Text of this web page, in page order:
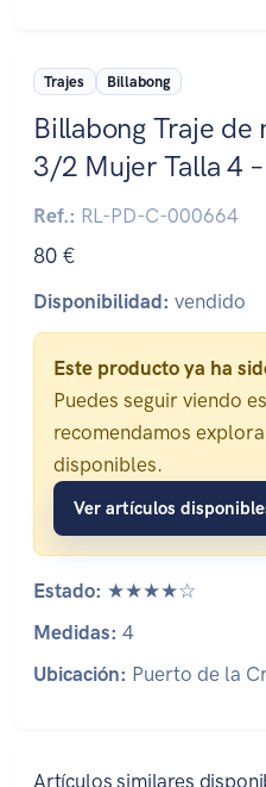
Trajes Billabong
Billabong Traje
3/2 Mujer Talla 4
Ref.: RL-PD-C-000664
80 €
Disponibilidad: vendido
Este producto ya ha
Puedes seguir viendo
recomendamos
disponibles.
Ver artículos
Estado: ★★★★☆
Medidas: 4
Ubicación: Puerto de la
Artículos similares